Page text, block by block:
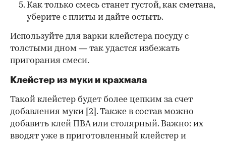
Как только смесь станет густой, как сметана,
уберите с плиты и дайте остыть.
Используйте для варки клейстера посуду с
толстыми дном — так удастся избежать
пригорания смеси.
Клейстер из муки и крахмала
Такой клейстер будет более цепким за счет
добавления муки [2] . Также в состав можно
добавить клей ПВА или столярный. Важно: их
вводят уже в приготовленный клейстер и